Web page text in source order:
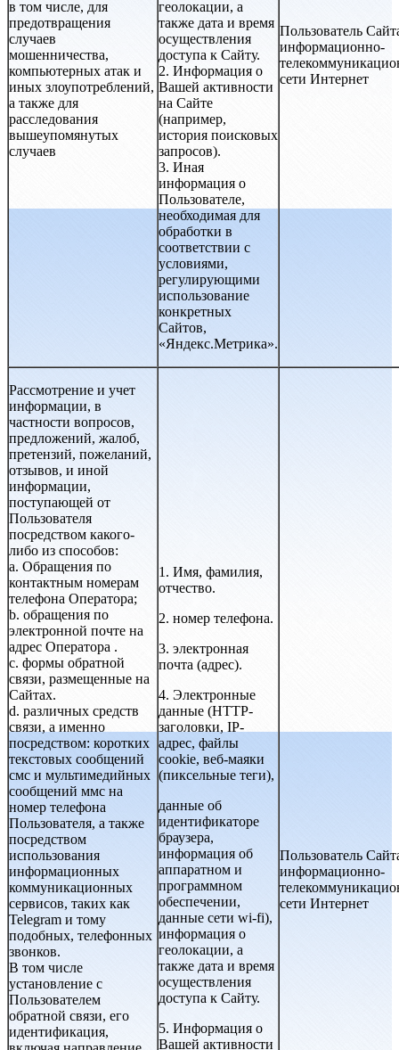
в том числе, для
предотвращения
случаев
мошенничества,
компьютерных атак и
иных злоупотреблений,
а также для
расследования
вышеупомянутых
случаев
геолокации, а
также дата и время
осуществления
доступа к Сайту.
2. Информация о
Вашей активности
на Сайте
(например,
история поисковых
запросов).
3. Иная
информация о
Пользователе,
необходимая для
обработки в
соответствии с
условиями,
регулирующими
использование
конкретных
Сайтов,
«Яндекс.Метрика».
Пользователь
информационно-
сети Интернет
Рассмотрение и учет
информации, в
частности вопросов,
предложений, жалоб,
претензий, пожеланий,
отзывов, и иной
информации,
поступающей от
Пользователя
посредством какого-
либо из способов:
a. Обращения по
контактным номерам
телефона Оператора;
b. обращения по
электронной почте на
адрес Оператора .
с. формы обратной
связи, размещенные на
Сайтах.
d. различных средств
связи, а именно
посредством: коротких
текстовых сообщений
смс и мультимедийных
сообщений ммс на
номер телефона
Пользователя, а также
посредством
использования
информационных
коммуникационных
сервисов, таких как
Telegram и тому
подобных, телефонных
звонков.
В том числе
установление с
Пользователем
обратной связи, его
идентификация,
1. Имя, фамилия,
отчество.
2. номер телефона.
3. электронная
почта (адрес).
4. Электронные
данные (HTTP-
заголовки, IP-
адрес, файлы
cookie, веб-маяки
(пиксельные теги),
данные об
идентификаторе
браузера,
информация об
аппаратном и
программном
обеспечении,
данные сети wi-fi),
информация о
геолокации, а
также дата и время
осуществления
доступа к Сайту.
5. Информация о
Вашей активности
Пользователь
информационно-
сети Интернет